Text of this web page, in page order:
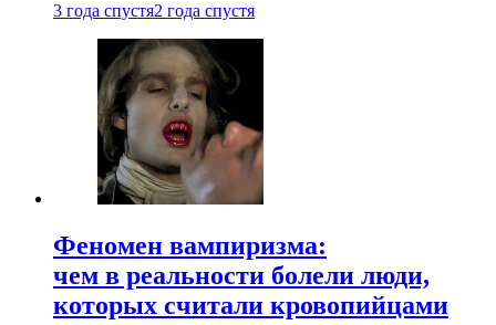
3 года спустя2 года спустя
Феномен вампиризма:
чем в реальности болели люди,
которых считали кровопийцами